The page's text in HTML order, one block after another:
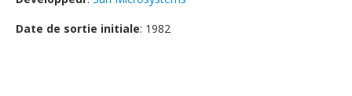
Date de sortie initiale: 1982